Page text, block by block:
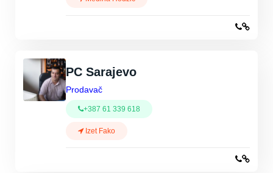
PC Sarajevo
Prodavač
+387 61 339 618
Izet Fako